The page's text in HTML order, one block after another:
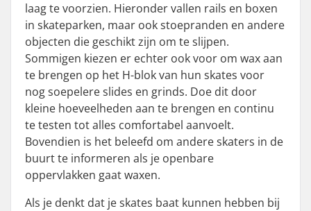
laag te voorzien. Hieronder vallen rails en boxen
in skateparken, maar ook stoepranden en andere
objecten die geschikt zijn om te slijpen.
Sommigen kiezen er echter ook voor om wax aan
te brengen op het H-blok van hun skates voor
nog soepelere slides en grinds. Doe dit door
kleine hoeveelheden aan te brengen en continu
te testen tot alles comfortabel aanvoelt.
Bovendien is het beleefd om andere skaters in de
buurt te informeren als je openbare
oppervlakken gaat waxen.
Als je denkt dat je skates baat kunnen hebben bij